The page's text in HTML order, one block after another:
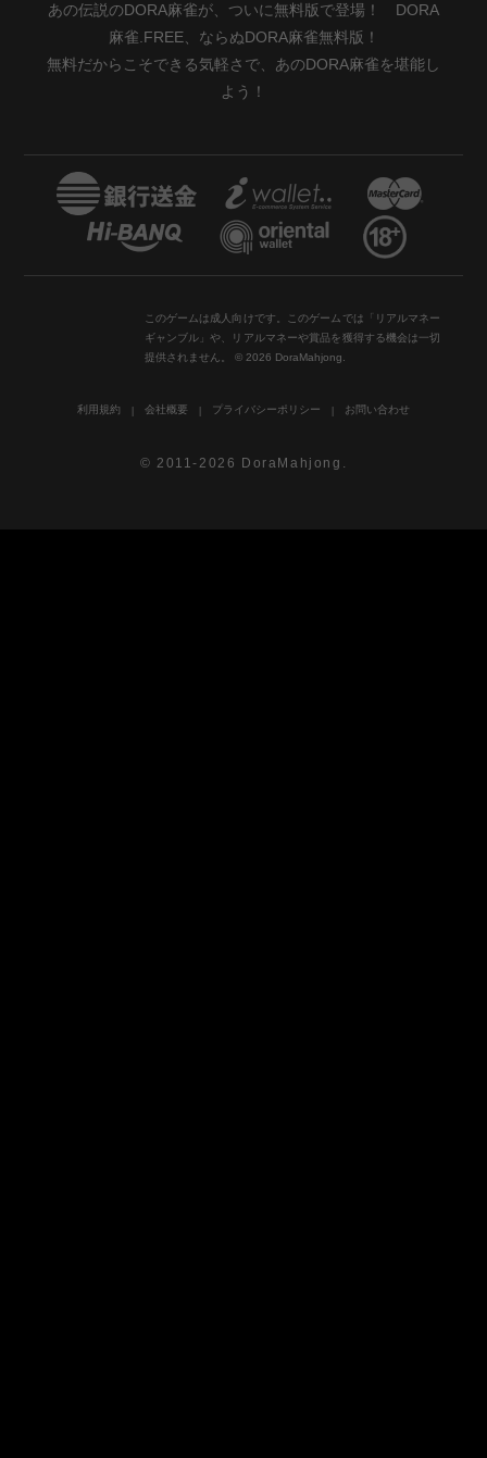
あの伝説のDORA麻雀が、ついに無料版で登場！ DORA
麻雀.FREE、ならぬDORA麻雀無料版！
無料だからこそできる気軽さで、あのDORA麻雀を堪能し
よう！
このゲームは成人向けです。このゲームでは「リアルマネー
ギャンブル」や、リアルマネーや賞品を獲得する機会は一切
提供されません。 © 2026 DoraMahjong.
利用規約 会社概要 プライバシーポリシー お問い合わせ
© 2011-2026 DoraMahjong.